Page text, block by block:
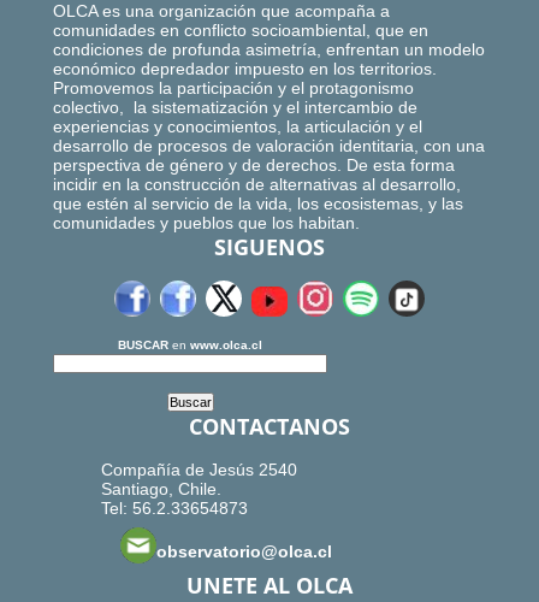
OLCA es una organización que acompaña a
comunidades en conflicto socioambiental, que en
condiciones de profunda asimetría, enfrentan un modelo
económico depredador impuesto en los territorios.
Promovemos la participación y el protagonismo
colectivo, la sistematización y el intercambio de
experiencias y conocimientos, la articulación y el
desarrollo de procesos de valoración identitaria, con una
perspectiva de género y de derechos. De esta forma
incidir en la construcción de alternativas al desarrollo,
que estén al servicio de la vida, los ecosistemas, y las
comunidades y pueblos que los habitan.
SIGUENOS
BUSCAR en www.olca.cl
CONTACTANOS
Compañía de Jesús 2540
Santiago, Chile.
Tel: 56.2.33654873
observatorio@olca.cl
UNETE AL OLCA